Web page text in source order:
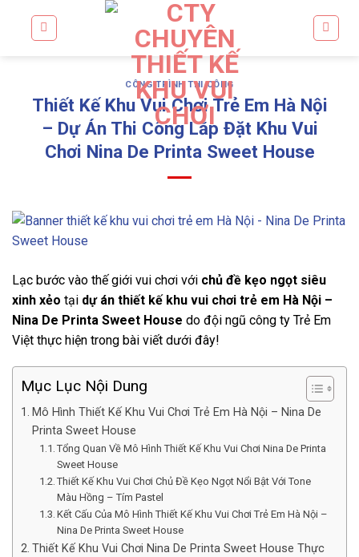
CÔNG TRÌNH THI CÔNG
Thiết Kế Khu Vui Chơi Trẻ Em Hà Nội
– Dự Án Thi Công Lắp Đặt Khu Vui
Chơi Nina De Printa Sweet House
Lạc bước vào thế giới vui chơi với chủ đề kẹo ngọt siêu
xinh xẻo tại dự án thiết kế khu vui chơi trẻ em Hà Nội –
Nina De Printa Sweet House do đội ngũ công ty Trẻ Em
Việt thực hiện trong bài viết dưới đây!
Mục Lục Nội Dung
Mô Hình Thiết Kế Khu Vui Chơi Trẻ Em Hà Nội – Nina De
Printa Sweet House
Tổng Quan Về Mô Hình Thiết Kế Khu Vui Chơi Nina De Printa
Sweet House
Thiết Kế Khu Vui Chơi Chủ Đề Kẹo Ngọt Nổi Bật Với Tone
Màu Hồng – Tím Pastel
Kết Cấu Của Mô Hình Thiết Kế Khu Vui Chơi Trẻ Em Hà Nội –
Nina De Printa Sweet House
Thiết Kế Khu Vui Chơi Nina De Printa Sweet House Thực